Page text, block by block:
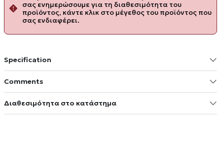
σας ενημερώσουμε για τη διαθεσιμότητα του
προϊόντος, κάντε κλικ στο μέγεθος του προϊόντος που
σας ενδιαφέρει.
Specification
Comments
Διαθεσιμότητα στο κατάστημα